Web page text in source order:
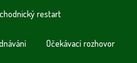
restart
Očekávací rozhovor